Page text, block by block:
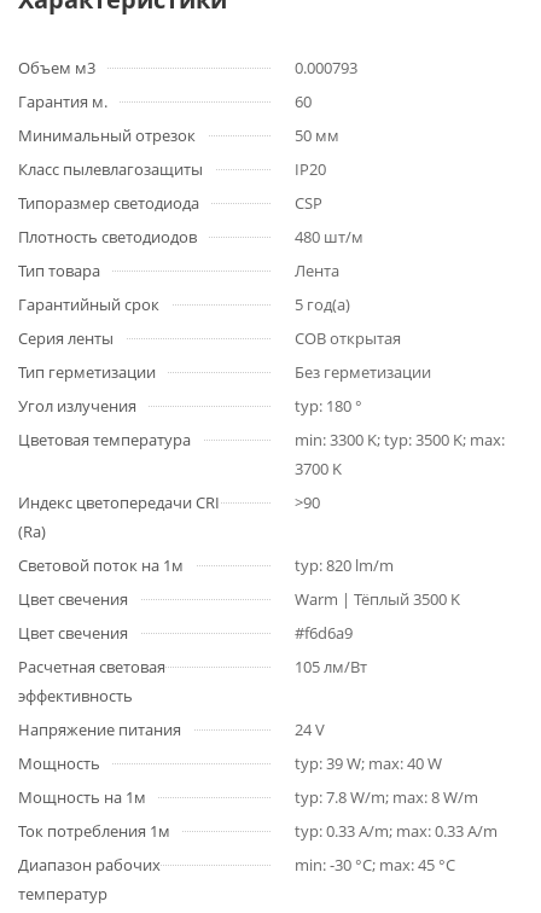
Объем м3
0.000793
Гарантия м.
60
Минимальный отрезок
50 мм
Класс пылевлагозащиты
IP20
Типоразмер светодиода
CSP
Плотность светодиодов
480 шт/м
Тип товара
Лента
Гарантийный срок
5 год(а)
Серия ленты
COB открытая
Тип герметизации
Без герметизации
Угол излучения
typ: 180 °
Цветовая температура
min: 3300 K; typ: 3500 K; max:
3700 K
Индекс цветопередачи CRI
(Ra)
>90
Световой поток на 1м
typ: 820 lm/m
Цвет свечения
Warm | Тёплый 3500 K
Цвет свечения
#f6d6a9
Расчетная световая
эффективность
105 лм/Вт
Напряжение питания
24 V
Мощность
typ: 39 W; max: 40 W
Мощность на 1м
typ: 7.8 W/m; max: 8 W/m
Ток потребления 1м
typ: 0.33 A/m; max: 0.33 A/m
Диапазон рабочих
температур
min: -30 °C; max: 45 °C